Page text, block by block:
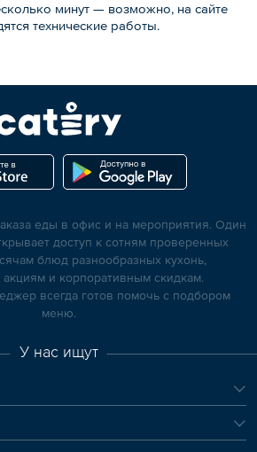
минут — возможно, на сайте
технические работы.
еды в офис и на мероприятия. Один
доступ к сотням проверенных
блюд разнообразных кухонь,
и корпоративным скидкам.
всегда готов помочь с подбором
меню.
У нас ищут